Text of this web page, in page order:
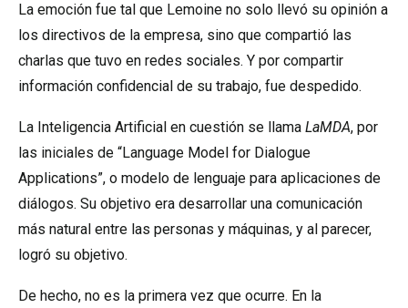
La emoción fue tal que Lemoine no solo llevó su opinión a
los directivos de la empresa, sino que compartió las
charlas que tuvo en redes sociales. Y por compartir
información confidencial de su trabajo, fue despedido.
La Inteligencia Artificial en cuestión se llama LaMDA, por
las iniciales de “Language Model for Dialogue
Applications”, o modelo de lenguaje para aplicaciones de
diálogos. Su objetivo era desarrollar una comunicación
más natural entre las personas y máquinas, y al parecer,
logró su objetivo.
De hecho, no es la primera vez que ocurre. En la